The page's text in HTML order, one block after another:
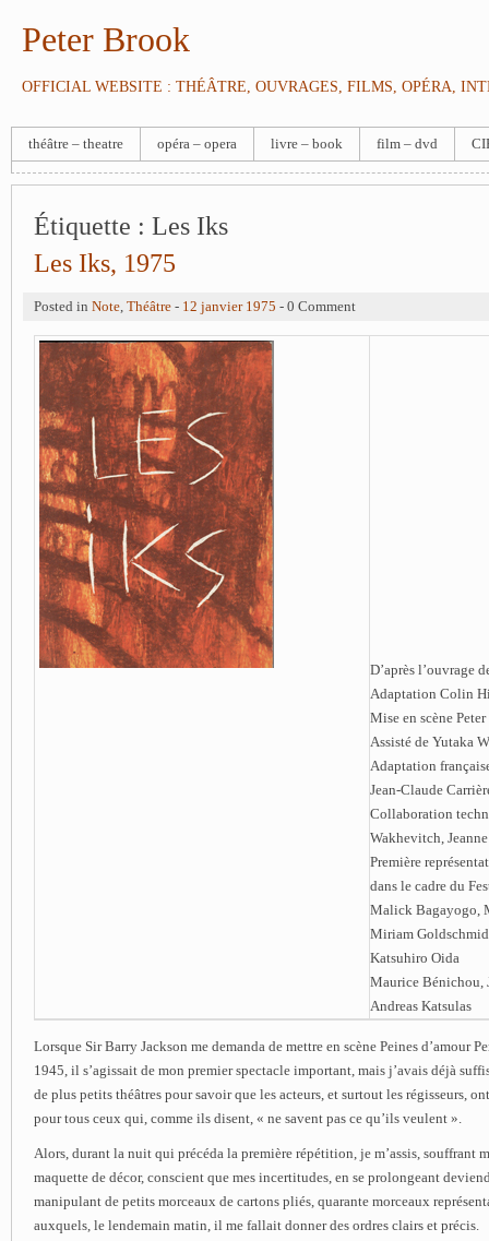
Peter Brook
OFFICIAL WEBSITE : THÉÂTRE, OUVRAGES, FILMS, OPÉRA,
théâtre – theatre opéra – opera livre – book film – dvd
Étiquette : Les Iks
Les Iks, 1975
Posted in Note, Théâtre - 12 janvier 1975 - 0 Comment
D’après l’ouvrage
Adaptation Colin
Mise en scène
Assisté de Yutaka
Adaptation
Jean-Claude
Collaboration
Wakhevitch,
Première
dans le cadre du
Malick Bagayogo,
Miriam
Katsuhiro Oida
Maurice Bénichou,
Andreas Katsulas
Lorsque Sir Barry Jackson me demanda de mettre en scène Peines d’amour
1945, il s’agissait de mon premier spectacle important, mais j’avais déjà
de plus petits théâtres pour savoir que les acteurs, et surtout les régisseurs,
pour tous ceux qui, comme ils disent, « ne savent pas ce qu’ils veulent ».
Alors, durant la nuit qui précéda la première répétition, je m’assis, souffrant
maquette de décor, conscient que mes incertitudes, en se prolongeant
manipulant de petits morceaux de cartons pliés, quarante morceaux
auxquels, le lendemain matin, il me fallait donner des ordres clairs et précis.